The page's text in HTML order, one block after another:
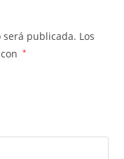
publicada. Los
*